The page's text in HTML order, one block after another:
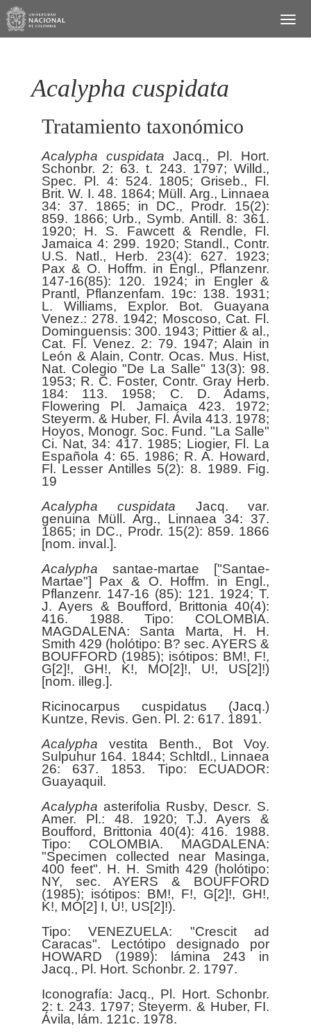
Acalypha cuspidata
Tratamiento taxonómico
Acalypha cuspidata Jacq., Pl. Hort.
Schonbr. 2: 63. t. 243. 1797; Willd.,
Spec. Pl. 4: 524. 1805; Griseb., Fl.
Brit. W. I. 48. 1864; Müll. Arg., Linnaea
34: 37. 1865; in DC., Prodr. 15(2):
859. 1866; Urb., Symb. Antill. 8: 361.
1920; H. S. Fawcett & Rendle, Fl.
Jamaica 4: 299. 1920; Standl., Contr.
U.S. Natl., Herb. 23(4): 627. 1923;
Pax & O. Hoffm. in Engl., Pflanzenr.
147-16(85): 120. 1924; in Engler &
Prantl, Pflanzenfam. 19c: 138. 1931;
L. Williams, Explor. Bot. Guayana
Venez.: 278. 1942; Moscoso, Cat. Fl.
Dominguensis: 300. 1943; Pittier & al.,
Cat. Fl. Venez. 2: 79. 1947; Alain in
León & Alain, Contr. Ocas. Mus. Hist,
Nat. Colegio "De La Salle" 13(3): 98.
1953; R. C. Foster, Contr. Gray Herb.
184: 113. 1958; C. D. Adams,
Flowering Pl. Jamaica 423. 1972;
Steyerm. & Huber, Fl. Ávila 413. 1978;
Hoyos, Monogr. Soc. Fund. "La Salle"
Ci. Nat, 34: 417. 1985; Liogier, Fl. La
Española 4: 65. 1986; R. A. Howard,
Fl. Lesser Antilles 5(2): 8. 1989. Fig.
19
Acalypha cuspidata Jacq. var.
genuina Müll. Arg., Linnaea 34: 37.
1865; in DC., Prodr. 15(2): 859. 1866
[nom. inval.].
Acalypha santae-martae ["Santae-
Martae"] Pax & O. Hoffm. in Engl.,
Pflanzenr. 147-16 (85): 121. 1924; T.
J. Ayers & Boufford, Brittonia 40(4):
416. 1988. Tipo: COLOMBIA.
MAGDALENA: Santa Marta, H. H.
Smith 429 (holótipo: B? sec. AYERS &
BOUFFORD (1985); isótipos: BM!, F!,
G[2]!, GH!, K!, MO[2]!, U!, US[2]!)
[nom. illeg.].
Ricinocarpus cuspidatus (Jacq.)
Kuntze, Revis. Gen. Pl. 2: 617. 1891.
Acalypha vestita Benth., Bot Voy.
Sulpuhur 164. 1844; Schltdl., Linnaea
26: 637. 1853. Tipo: ECUADOR:
Guayaquil.
Acalypha asterifolia Rusby, Descr. S.
Amer. Pl.: 48. 1920; T.J. Ayers &
Boufford, Brittonia 40(4): 416. 1988.
Tipo: COLOMBIA. MAGDALENA:
"Specimen collected near Masinga,
400 feet". H. H. Smith 429 (holótipo:
NY, sec. AYERS & BOUFFORD
(1985); isótipos: BM!, F!, G[2]!, GH!,
K!, MO[2] I, U!, US[2]!).
Tipo: VENEZUELA: "Crescit ad
Caracas". Lectótipo designado por
HOWARD (1989): lámina 243 in
Jacq., Pl. Hort. Schonbr. 2. 1797.
Iconografía: Jacq., Pl. Hort. Schonbr.
2: t. 243. 1797; Steyerm. & Huber, FI.
Ávila, lám. 121c. 1978.